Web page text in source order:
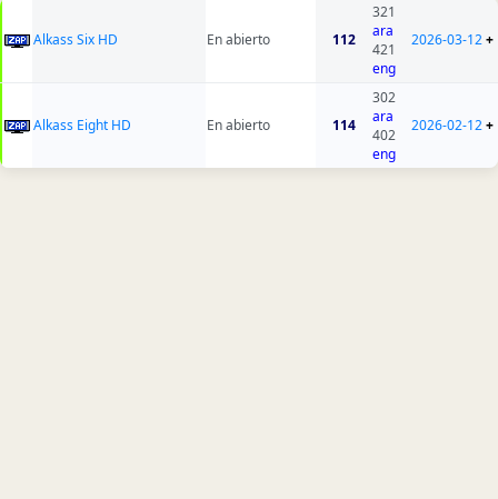
Alkass Six HD En abierto 112
321
ara
421
eng
2026-03-12+
Alkass Eight HD En abierto 114
302
ara
402
eng
2026-02-12+